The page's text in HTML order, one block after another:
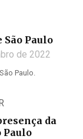
São Paulo
de 2022
Paulo.
da
Paulo